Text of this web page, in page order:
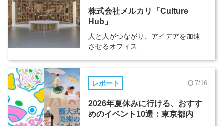
株式会社メルカリ「Culture
Hub」
人と人がつながり、アイデアを加速
させるオフィス
レポート 7/16
2026年夏休みに行ける、おすす
めのイベント10選：東京都内